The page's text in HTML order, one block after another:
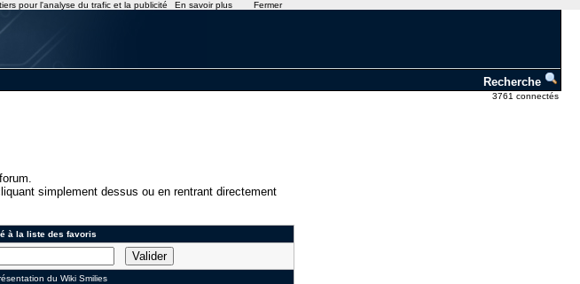
Recherche
3761 connectés
simplement dessus ou en rentrant directement
à la liste des favoris
du Wiki Smilies
pour l'analyse du trafic et la publicité En savoir plus Fermer